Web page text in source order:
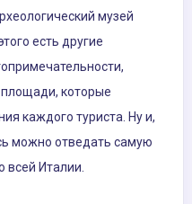
музей
есть другие
которые
каждого туриста. Ну и,
можно отведать самую
всей Италии.